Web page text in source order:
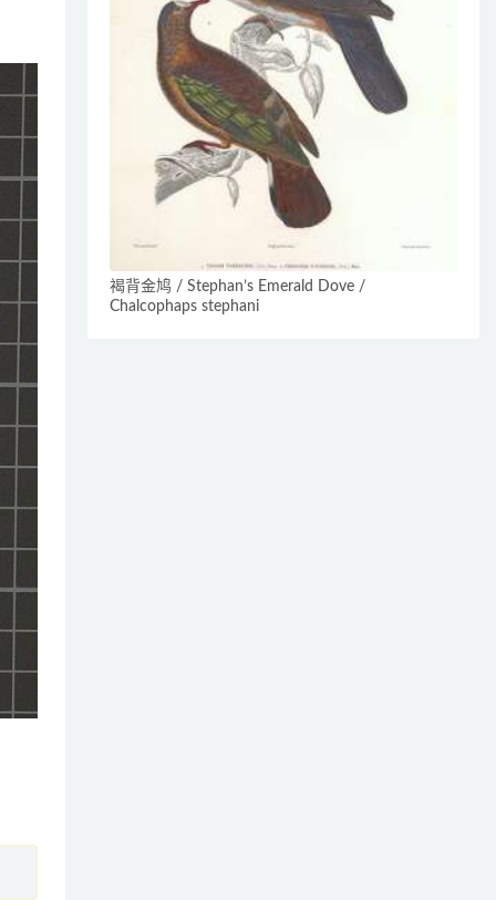
褐背金鸠 / Stephan’s Emerald Dove /
Chalcophaps stephani